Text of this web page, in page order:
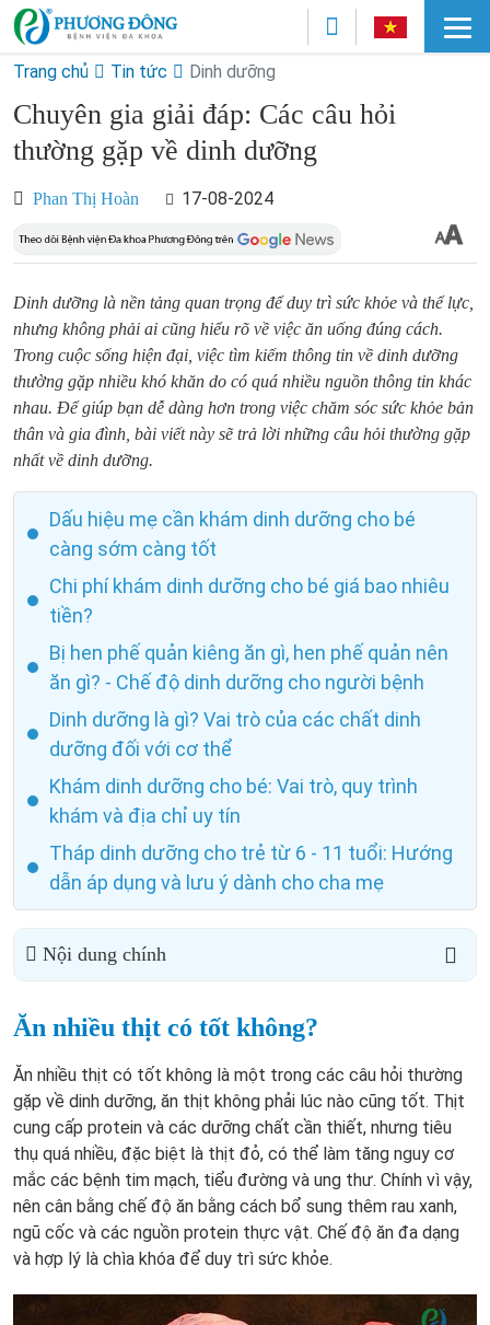
Trang chủ Tin tức Dinh dưỡng
Chuyên gia giải đáp: Các câu hỏi
thường gặp về dinh dưỡng
Phan Thị Hoàn 17-08-2024
Dinh dưỡng là nền tảng quan trọng để duy trì sức khỏe và thể lực,
nhưng không phải ai cũng hiểu rõ về việc ăn uống đúng cách.
Trong cuộc sống hiện đại, việc tìm kiếm thông tin về dinh dưỡng
thường gặp nhiều khó khăn do có quá nhiều nguồn thông tin khác
nhau. Để giúp bạn dễ dàng hơn trong việc chăm sóc sức khỏe bản
thân và gia đình, bài viết này sẽ trả lời những câu hỏi thường gặp
nhất về dinh dưỡng.
Dấu hiệu mẹ cần khám dinh dưỡng cho bé
càng sớm càng tốt
Chi phí khám dinh dưỡng cho bé giá bao nhiêu
tiền?
Bị hen phế quản kiêng ăn gì, hen phế quản nên
ăn gì? - Chế độ dinh dưỡng cho người bệnh
Dinh dưỡng là gì? Vai trò của các chất dinh
dưỡng đối với cơ thể
Khám dinh dưỡng cho bé: Vai trò, quy trình
khám và địa chỉ uy tín
Tháp dinh dưỡng cho trẻ từ 6 - 11 tuổi: Hướng
dẫn áp dụng và lưu ý dành cho cha mẹ
Nội dung chính
Ăn nhiều thịt có tốt không?
Ăn nhiều thịt có tốt không là một trong các câu hỏi thường
gặp về dinh dưỡng, ăn thịt không phải lúc nào cũng tốt. Thịt
cung cấp protein và các dưỡng chất cần thiết, nhưng tiêu
thụ quá nhiều, đặc biệt là thịt đỏ, có thể làm tăng nguy cơ
mắc các bệnh tim mạch, tiểu đường và ung thư. Chính vì vậy,
nên cân bằng chế độ ăn bằng cách bổ sung thêm rau xanh,
ngũ cốc và các nguồn protein thực vật. Chế độ ăn đa dạng
và hợp lý là chìa khóa để duy trì sức khỏe.